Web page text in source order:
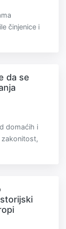
činjenice i
da se
domaćih i
zakonitost,